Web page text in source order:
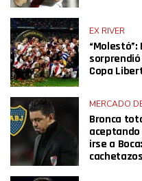
EX RIVER
Copa
MERCADO
Bronca
irse a